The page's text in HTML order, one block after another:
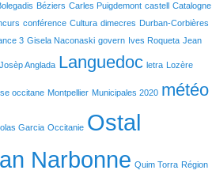
Béziers Carles Puigdemont castell Catalogne
conférence Cultura dimecres Durban-Corbières
3 Gisela Naconaski govern Ives Roqueta Jean
Josèp Anglada Languedoc letra Lozère
occitane Montpellier Municipales 2020 météo
Garcia Occitanie Ostal
Narbonne Quim Torra Région